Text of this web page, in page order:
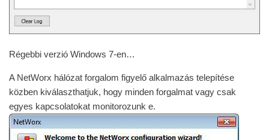
Régebbi verzió Windows 7-en…
A NetWorx hálózat forgalom figyelő alkalmazás telepítése
közben kiválaszthatjuk, hogy minden forgalmat vagy csak
egyes kapcsolatokat monitorozunk e.